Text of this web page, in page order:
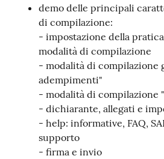
demo delle principali
di compilazione:
- impostazione della
modalità di compilazione
- modalità di compilazione
adempimenti"
- modalità di compilazione
- dichiarante, allegati e
- help: informative, FAQ,
supporto
- firma e invio